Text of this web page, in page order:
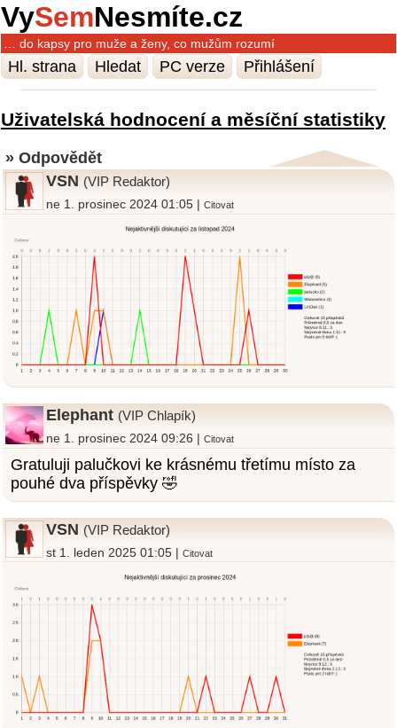
VySemNesmíte.cz
… do kapsy pro muže a ženy, co mužům rozumí
Hl. strana Hledat PC verze Přihlášení
Uživatelská hodnocení a měsíční statistiky
» Odpovědět
VSN (VIP Redaktor)
ne 1. prosinec 2024 01:05 |Citovat
Elephant (VIP Chlapík)
ne 1. prosinec 2024 09:26 |Citovat
Gratuluji palučkovi ke krásnému třetímu místo za
pouhé dva příspěvky 🤣
VSN (VIP Redaktor)
st 1. leden 2025 01:05 |Citovat